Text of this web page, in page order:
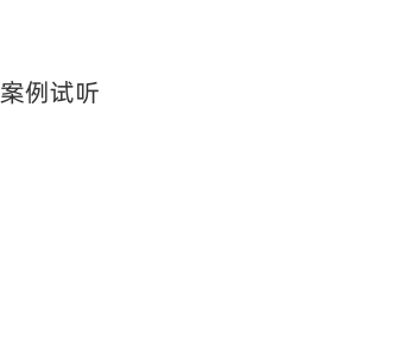
案例试听